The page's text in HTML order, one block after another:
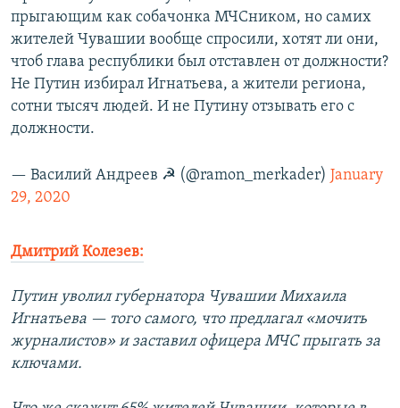
прыгающим как собачонка МЧСником, но самих
жителей Чувашии вообще спросили, хотят ли они,
чтоб глава республики был отставлен от должности?
Не Путин избирал Игнатьева, а жители региона,
сотни тысяч людей. И не Путину отзывать его с
должности.
— Василий Андреев ☭ (@ramon_merkader) January
29, 2020
Дмитрий Колезев:
Путин уволил губернатора Чувашии Михаила
Игнатьева — того самого, что предлагал «мочить
журналистов» и заставил офицера МЧС прыгать за
ключами.